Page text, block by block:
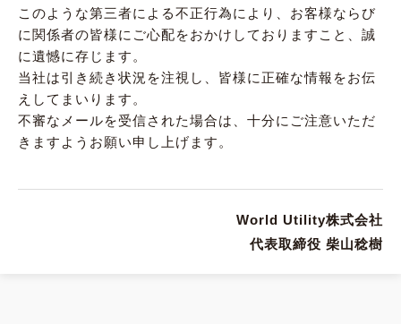
このような第三者による不正行為により、お客様ならび
に関係者の皆様にご心配をおかけしておりますこと、誠
に遺憾に存じます。
当社は引き続き状況を注視し、皆様に正確な情報をお伝
えしてまいります。
不審なメールを受信された場合は、十分にご注意いただ
きますようお願い申し上げます。
World Utility株式会社
代表取締役 柴山稔樹